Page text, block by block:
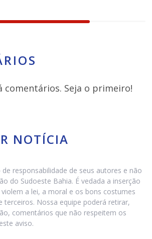
comentários. Seja o primeiro!
NOTÍCIA
responsabilidade de seus autores e não
do Sudoeste Bahia. É vedada a inserção
a lei, a moral e os bons costumes
terceiros. Nossa equipe poderá retirar,
comentários que não respeitem os
aviso.